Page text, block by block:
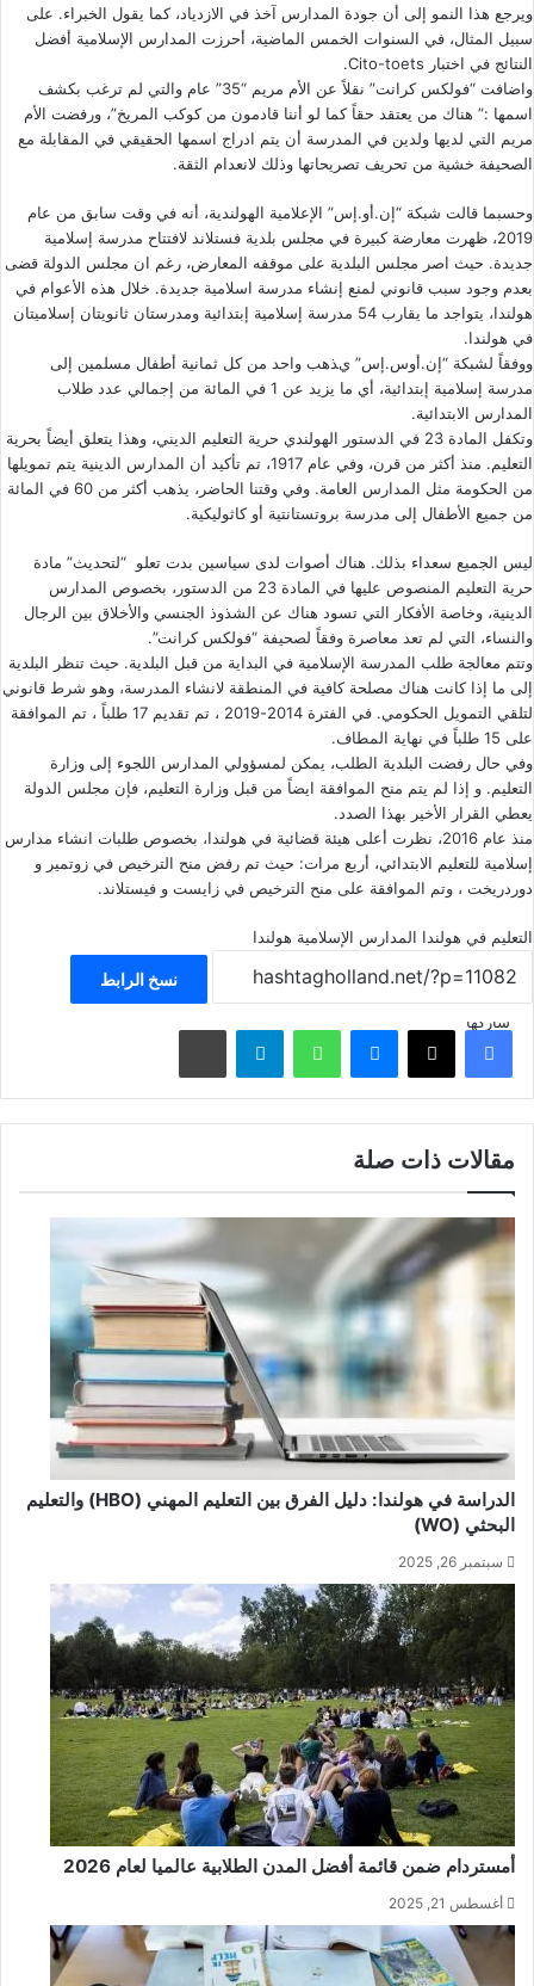
ويرجع هذا النمو إلى أن جودة المدارس آخذ في الازدياد، كما يقول الخبراء. على
سبيل المثال، في السنوات الخمس الماضية، أحرزت المدارس الإسلامية أفضل
النتائج في اختبار Cito-toets.
واضافت “فولكس كرانت” نقلاً عن الأم مريم “35” عام والتي لم ترغب بكشف
اسمها :” هناك من يعتقد حقاً كما لو أننا قادمون من كوكب المريخ”، ورفضت الأم
مريم التي لديها ولدين في المدرسة أن يتم ادراج اسمها الحقيقي في المقابلة مع
الصحيفة خشية من تحريف تصريحاتها وذلك لانعدام الثقة.
وحسبما قالت شبكة “إن.أو.إس” الإعلامية الهولندية، أنه في وقت سابق من عام
2019، ظهرت معارضة كبيرة في مجلس بلدية فستلاند لافتتاح مدرسة إسلامية
جديدة. حيث اصر مجلس البلدية على موقفه المعارض، رغم ان مجلس الدولة قضى
بعدم وجود سبب قانوني لمنع إنشاء مدرسة اسلامية جديدة. خلال هذه الأعوام في
هولندا، يتواجد ما يقارب 54 مدرسة إسلامية إبتدائية ومدرستان ثانويتان إسلاميتان
في هولندا.
ووفقاً لشبكة “إن.أوس.إس” يذهب واحد من كل ثمانية أطفال مسلمين إلى
مدرسة إسلامية إبتدائية، أي ما يزيد عن 1 في المائة من إجمالي عدد طلاب
المدارس الابتدائية.
وتكفل المادة 23 في الدستور الهولندي حرية التعليم الديني، وهذا يتعلق أيضاً بحرية
التعليم. منذ أكثر من قرن، وفي عام 1917، تم تأكيد أن المدارس الدينية يتم تمويلها
من الحكومة مثل المدارس العامة. وفي وقتنا الحاضر، يذهب أكثر من 60 في المائة
من جميع الأطفال إلى مدرسة بروتستانتية أو كاثوليكية.
ليس الجميع سعداء بذلك. هناك أصوات لدى سياسين بدت تعلو “لتحديث” مادة
حرية التعليم المنصوص عليها في المادة 23 من الدستور، بخصوص المدارس
الدينية، وخاصة الأفكار التي تسود هناك عن الشذوذ الجنسي والأخلاق بين الرجال
والنساء، التي لم تعد معاصرة وفقاً لصحيفة “فولكس كرانت”.
وتتم معالجة طلب المدرسة الإسلامية في البداية من قبل البلدية. حيث تنظر البلدية
إلى ما إذا كانت هناك مصلحة كافية في المنطقة لانشاء المدرسة، وهو شرط قانوني
لتلقي التمويل الحكومي. في الفترة 2014-2019 ، تم تقديم 17 طلباً ، تم الموافقة
على 15 طلباً في نهاية المطاف.
وفي حال رفضت البلدية الطلب، يمكن لمسؤولي المدارس اللجوء إلى وزارة
التعليم. و إذا لم يتم منح الموافقة ايضاً من قبل وزارة التعليم، فإن مجلس الدولة
يعطي القرار الأخير بهذا الصدد.
منذ عام 2016، نظرت أعلى هيئة قضائية في هولندا، بخصوص طلبات انشاء مدارس
إسلامية للتعليم الابتدائي، أربع مرات: حيث تم رفض منح الترخيص في زوتمير و
دوردريخت ، وتم الموافقة على منح الترخيص في زايست و فيستلاند.
التعليم في هولندا المدارس الإسلامية هولندا
نسخ الرابط
شاركهافيسبوك ‫X ماسنجر واتساب تيلقرام مشاركة عبر البريد
مقالات ذات صلة
الدراسة في هولندا: دليل الفرق بين التعليم المهني (HBO) والتعليم
البحثي (WO)
سبتمبر 26, 2025
أمستردام ضمن قائمة أفضل المدن الطلابية عالميا لعام 2026
أغسطس 21, 2025